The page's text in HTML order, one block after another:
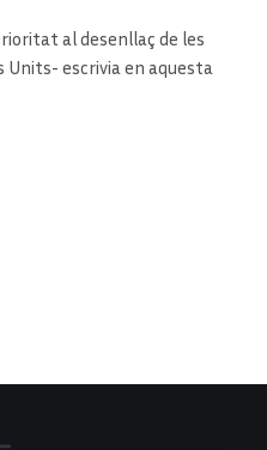
al desenllaç de les
Units- escrivia en aquesta